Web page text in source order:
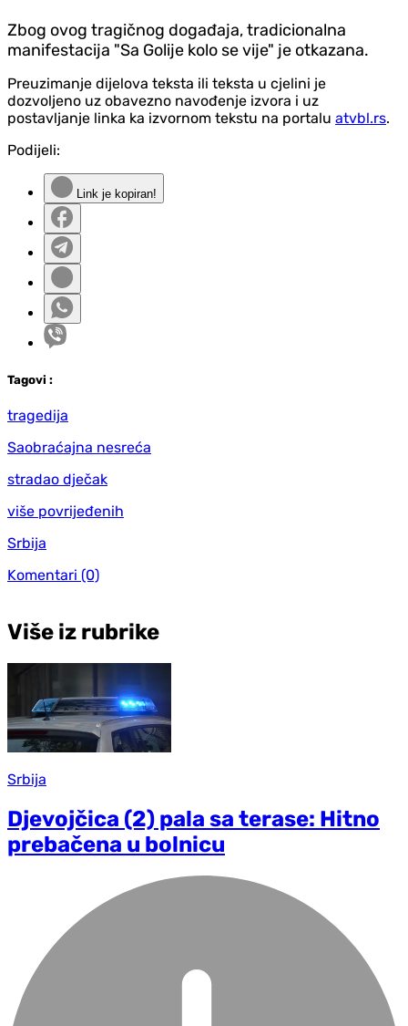
Zbog ovog tragičnog događaja, tradicionalna
manifestacija "Sa Golije kolo se vije" je otkazana.
Preuzimanje dijelova teksta ili teksta u cjelini je
dozvoljeno uz obavezno navođenje izvora i uz
postavljanje linka ka izvornom tekstu na portalu atvbl.rs.
Podijeli:
Link je kopiran!
Tagovi :
tragedija
Saobraćajna nesreća
stradao dječak
više povrijeđenih
Srbija
Komentari (0)
Više iz rubrike
Srbija
Djevojčica (2) pala sa terase: Hitno
prebačena u bolnicu